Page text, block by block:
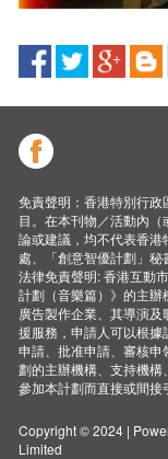
免責聲明：香港特別行
目。在本刊物／活動內
論或建議，均不代表香
處、「創意智優計劃」秘
法律免責聲明: 香港互動
計劃（音樂篇）》的主
廣告製作企業、其導演
援服務，申請人可以根
申請、批准申請、審核
劃的主辦機構、支持機
參加本計劃而直接或間接
Copyright © 2024 |
Limited